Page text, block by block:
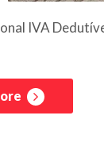
IVA